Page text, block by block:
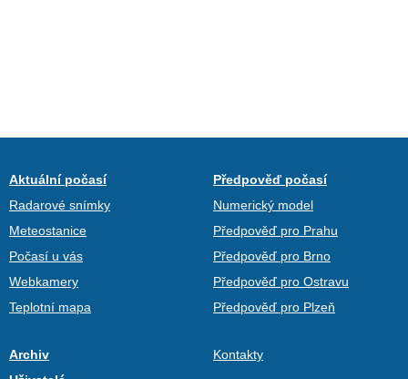
Aktuální počasí
Radarové snímky
Meteostanice
Počasí u vás
Webkamery
Teplotní mapa
Předpověď počasí
Numerický model
Předpověď pro Prahu
Předpověď pro Brno
Předpověď pro Ostravu
Předpověď pro Plzeň
Archiv
Kontakty